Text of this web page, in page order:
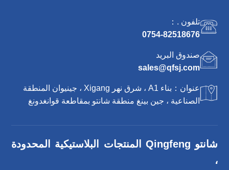
تلفون .：
0754-82518676
صندوق البريد
sales@qfsj.com
عنوان：بناء A1 ، شرق نهر Xigang ، جينيوان المنطقة
الصناعية ، جين بينغ منطقة شانتو بمقاطعة قوانغدونغ
شانتو Qingfeng المنتجات البلاستيكية المحدودة
،